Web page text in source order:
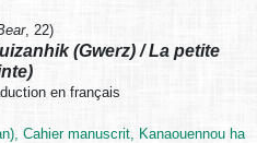
, 22)
(Gwerz) / La petite
en français
Cahier manuscrit, Kanaouennou ha